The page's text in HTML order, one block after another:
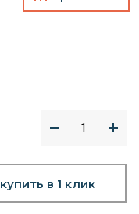
купить в 1 клик